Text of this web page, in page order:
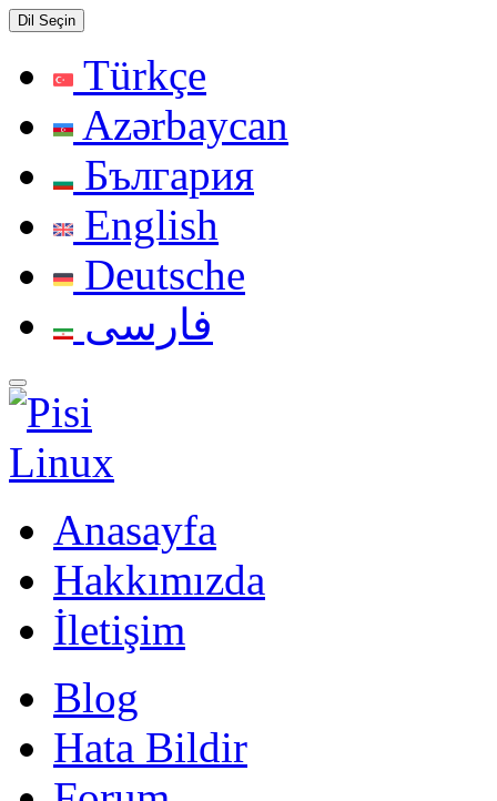
Dil Seçin
Türkçe
Azərbaycan
България
English
Deutsche
فارسی
Anasayfa
Hakkımızda
İletişim
Blog
Hata Bildir